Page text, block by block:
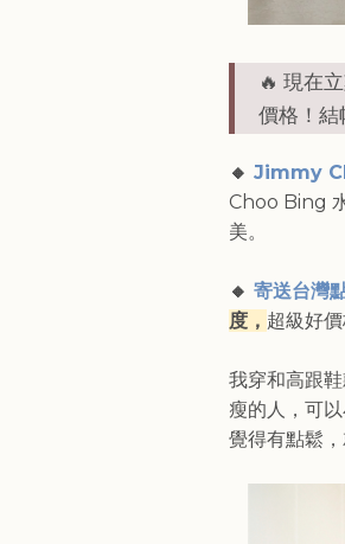
🔥 現在
價格！結
🔸 Jimmy
Choo Bing
美。
🔸 寄送台灣
度， 超級好價
我穿和高跟
瘦的人，可
覺得有點鬆，